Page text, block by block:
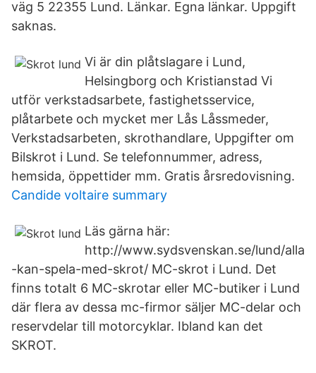
väg 5 22355 Lund. Länkar. Egna länkar. Uppgift
saknas.
Vi är din plåtslagare i Lund,
Helsingborg och Kristianstad Vi
utför verkstadsarbete, fastighetsservice,
plåtarbete och mycket mer Lås Låssmeder,
Verkstadsarbeten, skrothandlare, Uppgifter om
Bilskrot i Lund. Se telefonnummer, adress,
hemsida, öppettider mm. Gratis årsredovisning.
Candide voltaire summary
Läs gärna här:
http://www.sydsvenskan.se/lund/alla
-kan-spela-med-skrot/ MC-skrot i Lund. Det
finns totalt 6 MC-skrotar eller MC-butiker i Lund
där flera av dessa mc-firmor säljer MC-delar och
reservdelar till motorcyklar. Ibland kan det
SKROT.